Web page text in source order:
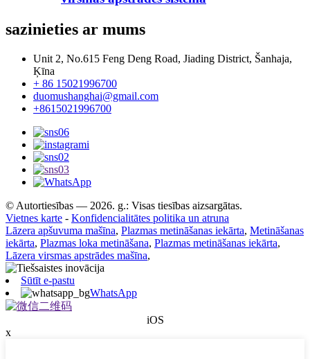
sazinieties ar mums
Unit 2, No.615 Feng Deng Road, Jiading District, Šanhaja,
Ķīna
+ 86 15021996700
duomushanghai@gmail.com
+8615021996700
© Autortiesības — 2026. g.: Visas tiesības aizsargātas.
Vietnes karte - Konfidencialitātes politika un atruna
Lāzera apšuvuma mašīna, Plazmas metināšanas iekārta, Metināšanas
iekārta, Plazmas loka metināšana, Plazmas metināšanas iekārta,
Lāzera virsmas apstrādes mašīna,
Sūtīt e-pastu
WhatsApp
iOS
x